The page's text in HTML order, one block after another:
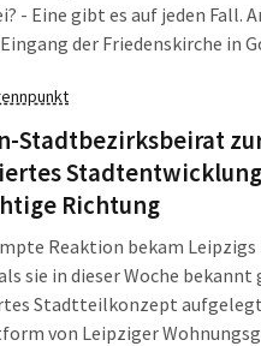
- Eine gibt es auf jeden Fall.
der Friedenskirche in
die die Initiative
Stadtbezirksbeirat
Richtung
Reaktion bekam
sie in dieser Woche
Stadtteilkonzept
von Leipziger